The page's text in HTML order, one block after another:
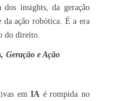
insights, da geração
da ação robótica. É a era
do direito.
Geração e Ação
emIA é rompida no